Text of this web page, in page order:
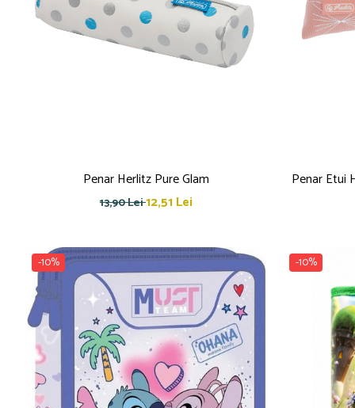
Plastilină
Tempera și Guașe
Penar Herlitz Pure Glam
13,90 Lei12,51 Lei
Penar Etui
-10% -10%